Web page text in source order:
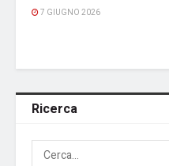
7 GIUGNO 2026
Ricerca